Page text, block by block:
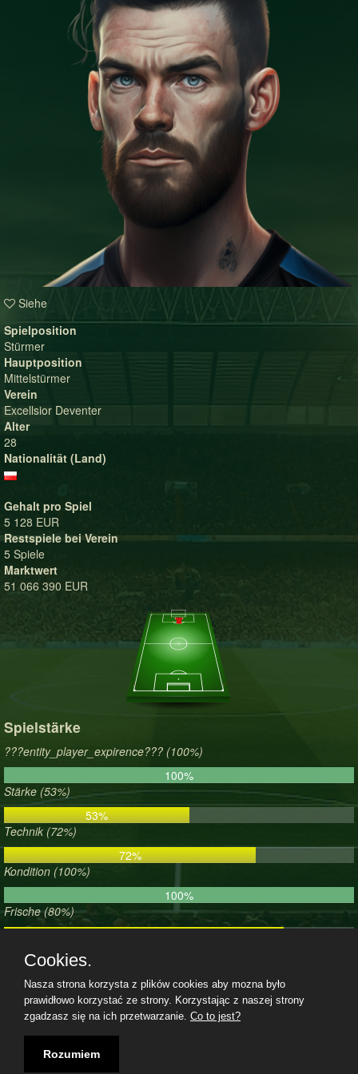
Siehe
Spielposition
Stürmer
Hauptposition
Mittelstürmer
Verein
Excellsior Deventer
Alter
28
Nationalität (Land)
Gehalt pro Spiel
5 128 EUR
Restspiele bei Verein
5 Spiele
Marktwert
51 066 390 EUR
Spielstärke
???entity_player_expirence??? (100%)
100%
Stärke (53%)
53%
Technik (72%)
72%
Kondition (100%)
100%
Frische (80%)
Zufriedenheit (60%)
Cookies.
Nasza strona korzysta z plików cookies aby mozna było
prawidłowo korzystać ze strony. Korzystając z naszej strony
zgadzasz się na ich przetwarzanie. Co to jest?
Rozumiem